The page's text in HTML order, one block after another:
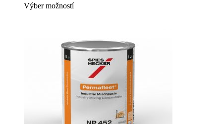
Výber možnostíTento
variantov.
Možnosti
môžete
vybrať
na
stránke